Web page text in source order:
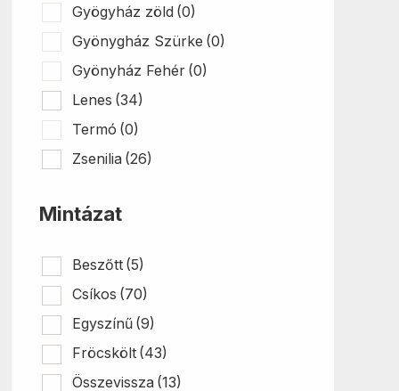
Gyögyház zöld (0)
Gyönygház Szürke (0)
Gyönyház Fehér (0)
Lenes (34)
Termó (0)
Zsenilia (26)
Mintázat
Beszőtt (5)
Csíkos (70)
Egyszínű (9)
Fröcskölt (43)
Összevissza (13)